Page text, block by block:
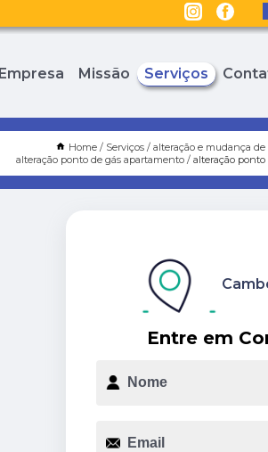
Empresa Missão Serviços
Home Serviços
alteração e mudança
alteração ponto de gás apartamento
alteração ponto
Entre em